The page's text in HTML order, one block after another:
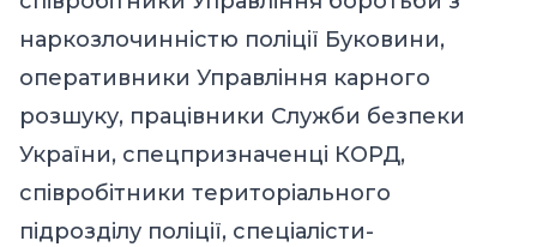
наркозлочинністю поліції Буковини,
оперативники Управління карного
розшуку, працівники Служби безпеки
України, спецпризначенці КОРД,
співробітники територіального
підрозділу поліції, спеціалісти-